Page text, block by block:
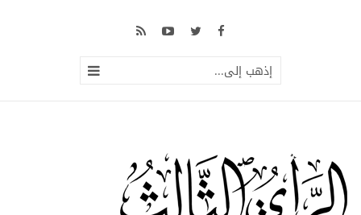
إذهب إلى...